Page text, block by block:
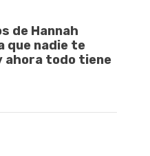
de Hannah
que nadie te
ahora todo tiene